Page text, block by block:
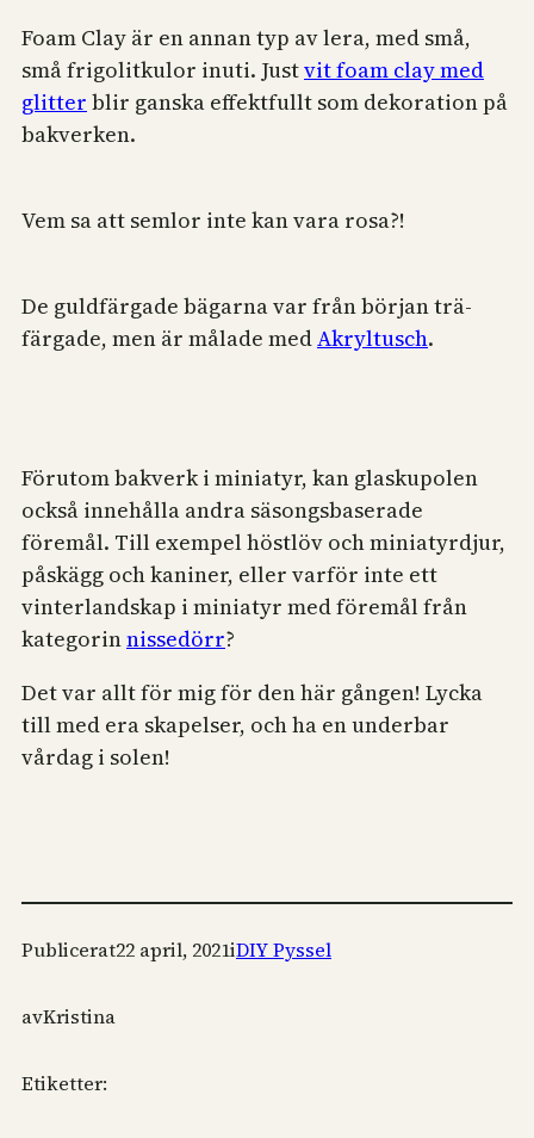
Foam Clay är en annan typ av lera, med små,
små frigolitkulor inuti. Justvit foam clay med
glitter blir ganska effektfullt som dekoration på
bakverken.
Vem sa att semlor inte kan vara rosa?!
De guldfärgade bägarna var från början trä-
färgade, men är målade medAkryltusch.
Förutom bakverk i miniatyr, kan glaskupolen
också innehålla andra säsongsbaserade
föremål. Till exempel höstlöv och miniatyrdjur,
påskägg och kaniner, eller varför inte ett
vinterlandskap i miniatyr med föremål från
kategorinnissedörr?
Det var allt för mig för den här gången! Lycka
till med era skapelser, och ha en underbar
vårdag i solen!
Publicerat22 april, 2021iDIY Pyssel
avKristina
Etiketter: